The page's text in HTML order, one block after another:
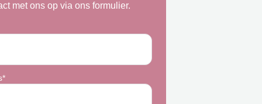
met ons op via ons formulier.